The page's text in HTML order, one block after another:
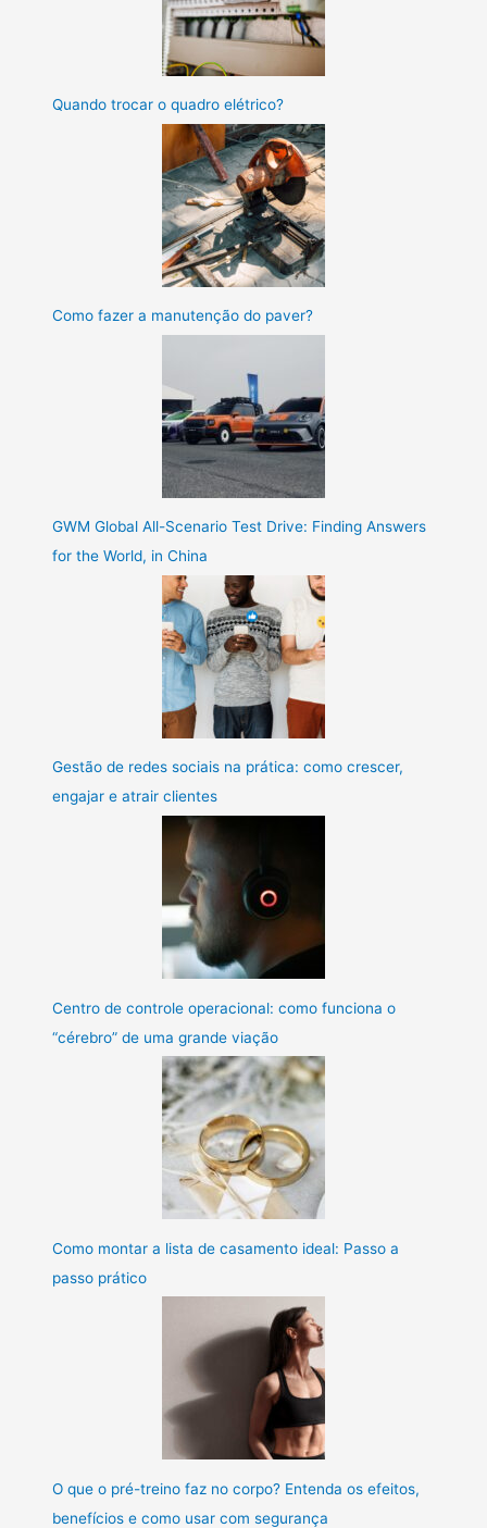
Quando trocar o quadro elétrico?
Como fazer a manutenção do paver?
GWM Global All-Scenario Test Drive: Finding Answers
for the World, in China
Gestão de redes sociais na prática: como crescer,
engajar e atrair clientes
Centro de controle operacional: como funciona o
“cérebro” de uma grande viação
Como montar a lista de casamento ideal: Passo a
passo prático
O que o pré-treino faz no corpo? Entenda os efeitos,
benefícios e como usar com segurança